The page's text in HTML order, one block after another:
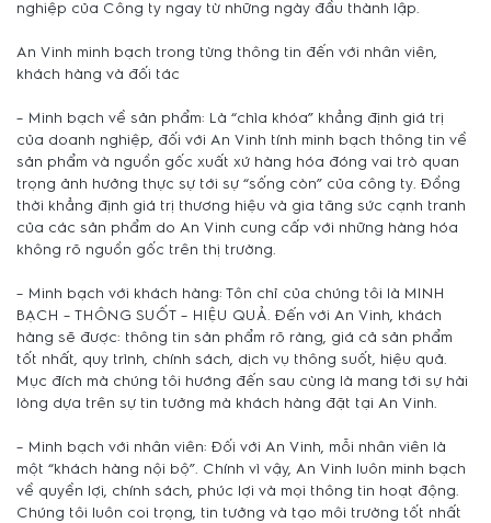
nghiệp của Công ty ngay từ những ngày đầu thành lập.
An Vinh minh bạch trong từng thông tin đến với nhân viên,
khách hàng và đối tác
– Minh bạch về sản phẩm: Là “chìa khóa” khẳng định giá trị
của doanh nghiệp, đối với An Vinh tính minh bạch thông tin về
sản phẩm và nguồn gốc xuất xứ hàng hóa đóng vai trò quan
trọng ảnh hưởng thực sự tới sự “sống còn” của công ty. Đồng
thời khẳng định giá trị thương hiệu và gia tăng sức cạnh tranh
của các sản phẩm do An Vinh cung cấp với những hàng hóa
không rõ nguồn gốc trên thị trường.
– Minh bạch với khách hàng: Tôn chỉ của chúng tôi là MINH
BẠCH – THÔNG SUỐT – HIỆU QUẢ. Đến với An Vinh, khách
hàng sẽ được: thông tin sản phẩm rõ ràng, giá cả sản phẩm
tốt nhất, quy trình, chính sách, dịch vụ thông suốt, hiệu quả.
Mục đích mà chúng tôi hướng đến sau cùng là mang tới sự hài
lòng dựa trên sự tin tưởng mà khách hàng đặt tại An Vinh.
– Minh bạch với nhân viên: Đối với An Vinh, mỗi nhân viên là
một “khách hàng nội bộ”. Chính vì vậy, An Vinh luôn minh bạch
về quyền lợi, chính sách, phúc lợi và mọi thông tin hoạt động.
Chúng tôi luôn coi trọng, tin tưởng và tạo môi trường tốt nhất